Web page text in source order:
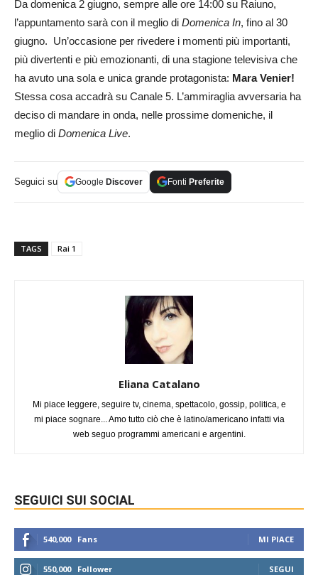
Da domenica 2 giugno, sempre alle ore 14:00 su Raiuno,
l’appuntamento sarà con il meglio di Domenica In, fino al 30
giugno. Un’occasione per rivedere i momenti più importanti,
più divertenti e più emozionanti, di una stagione televisiva che
ha avuto una sola e unica grande protagonista: Mara Venier!
Stessa cosa accadrà su Canale 5. L’ammiraglia avversaria ha
deciso di mandare in onda, nelle prossime domeniche, il
meglio di Domenica Live.
Seguici su Google Discover Fonti Preferite
TAGS Rai 1
Eliana Catalano
Mi piace leggere, seguire tv, cinema, spettacolo, gossip, politica, e
mi piace sognare... Amo tutto ciò che è latino/americano infatti via
web seguo programmi americani e argentini.
SEGUICI SUI SOCIAL
540,000 Fans MI PIACE
550,000 Follower SEGUI